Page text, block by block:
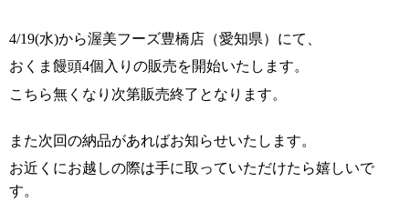
4/19(水)から渥美フーズ豊橋店（愛知県）にて、
おくま饅頭4個入りの販売を開始いたします。
こちら無くなり次第販売終了となります。
また次回の納品があればお知らせいたします。
お近くにお越しの際は手に取っていただけたら嬉しいで
す。